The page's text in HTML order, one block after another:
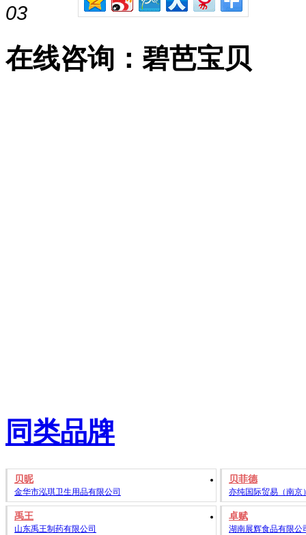
03
在线咨询：碧芭宝贝
同类品牌
贝昵
金华市泓琪卫生用品有限公司
贝菲德
亦纯国际贸易（南京
禹王
山东禹王制药有限公司
卓赋
湖南展辉食品有限公